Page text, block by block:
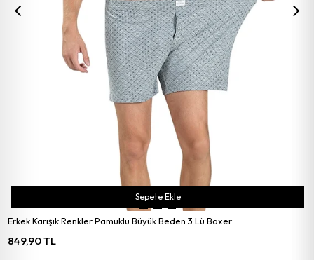
Erkek Karışık Renkler Pamuklu Büyük Beden 3 Lü Boxer
849,90 TL
Sepete Ekle